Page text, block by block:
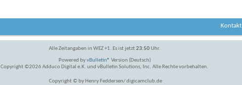
Kontakt
Alle Zeitangaben in WEZ +1. Es ist jetzt23:50Uhr.
Powered byvBulletin® Version (Deutsch)
Copyright ©2026 Adduco Digital e.K. und vBulletin Solutions, Inc. Alle Rechte vorbehalten.
Copyright © by Henry Feddersen/ digicamclub.de